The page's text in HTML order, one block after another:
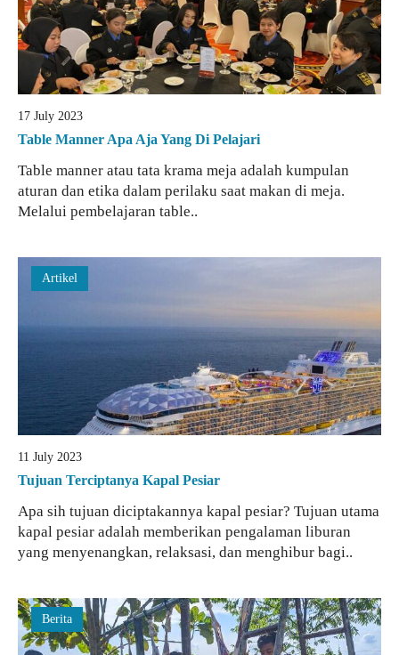
17 July 2023
Table Manner Apa Aja Yang Di Pelajari
Table manner atau tata krama meja adalah kumpulan
aturan dan etika dalam perilaku saat makan di meja.
Melalui pembelajaran table..
Artikel
11 July 2023
Tujuan Terciptanya Kapal Pesiar
Apa sih tujuan diciptakannya kapal pesiar? Tujuan utama
kapal pesiar adalah memberikan pengalaman liburan
yang menyenangkan, relaksasi, dan menghibur bagi..
Berita